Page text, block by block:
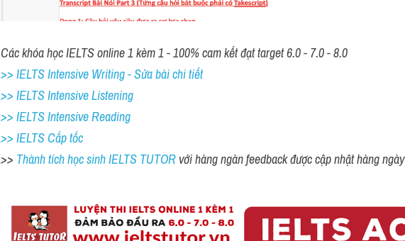
Các khóa học IELTS online 1 kèm 1 - 100% cam kết đạt target 6.0 - 7.0 - 8.0
>> IELTS Intensive Writing - Sửa bài chi tiết
>> IELTS Intensive Listening
>> IELTS Intensive Reading
>> IELTS Cấp tốc
>> Thành tích học sinh IELTS TUTOR với hàng ngàn feedback được cập nhật hàng ngày